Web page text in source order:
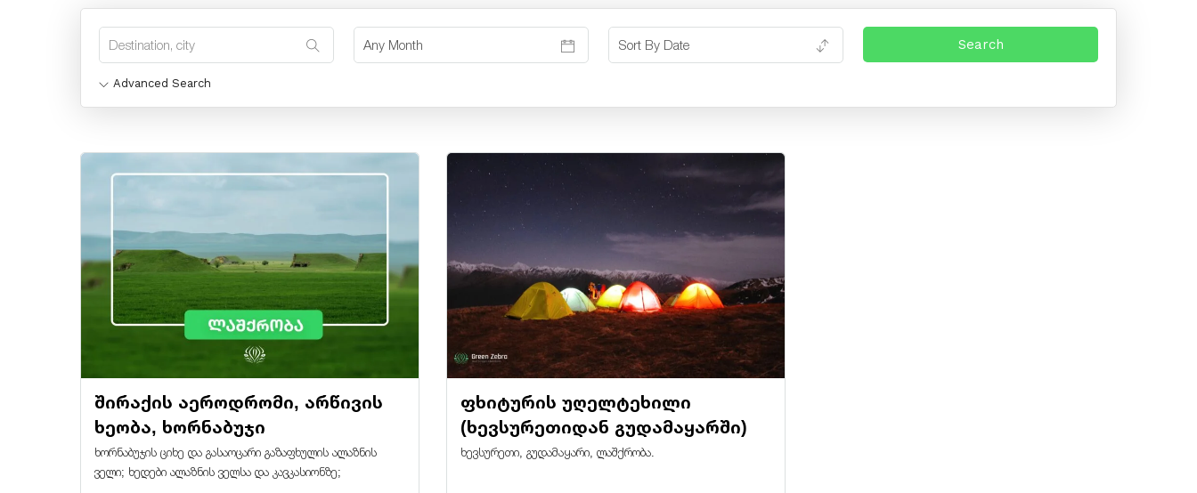
Advanced Search
შირაქის აეროდრომი, არწივის
ხეობა, ხორნაბუჯი
ხორნაბუჯის ციხე და გასაოცარი გაზაფხულის ალაზნის
ველი; ხედები ალაზნის ველსა და კავკასიონზე;
ფხიტურის უღელტეხილი
(ხევსურეთიდან გუდამაყარში)
ხევსურეთი, გუდამაყარი, ლაშქრობა.